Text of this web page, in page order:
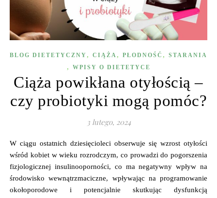
BLOG DIETETYCZNY , CIĄŻA , PŁODNOŚĆ , STARANIA
, WPISY O DIETETYCE
Ciąża powikłana otyłością –
czy probiotyki mogą pomóc?
3 lutego, 2024
W ciągu ostatnich dziesięcioleci obserwuje się wzrost otyłości
wśród kobiet w wieku rozrodczym, co prowadzi do pogorszenia
fizjologicznej insulinooporności, co ma negatywny wpływ na
środowisko wewnątrzmaciczne, wpływając na programowanie
okołoporodowe i potencjalnie skutkując dysfunkcją